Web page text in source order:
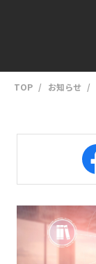
TOP お知らせ